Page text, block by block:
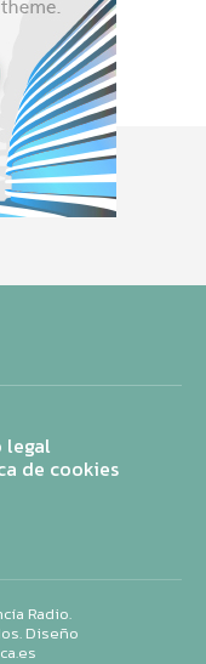
legal
de cookies
Radio.
Diseño